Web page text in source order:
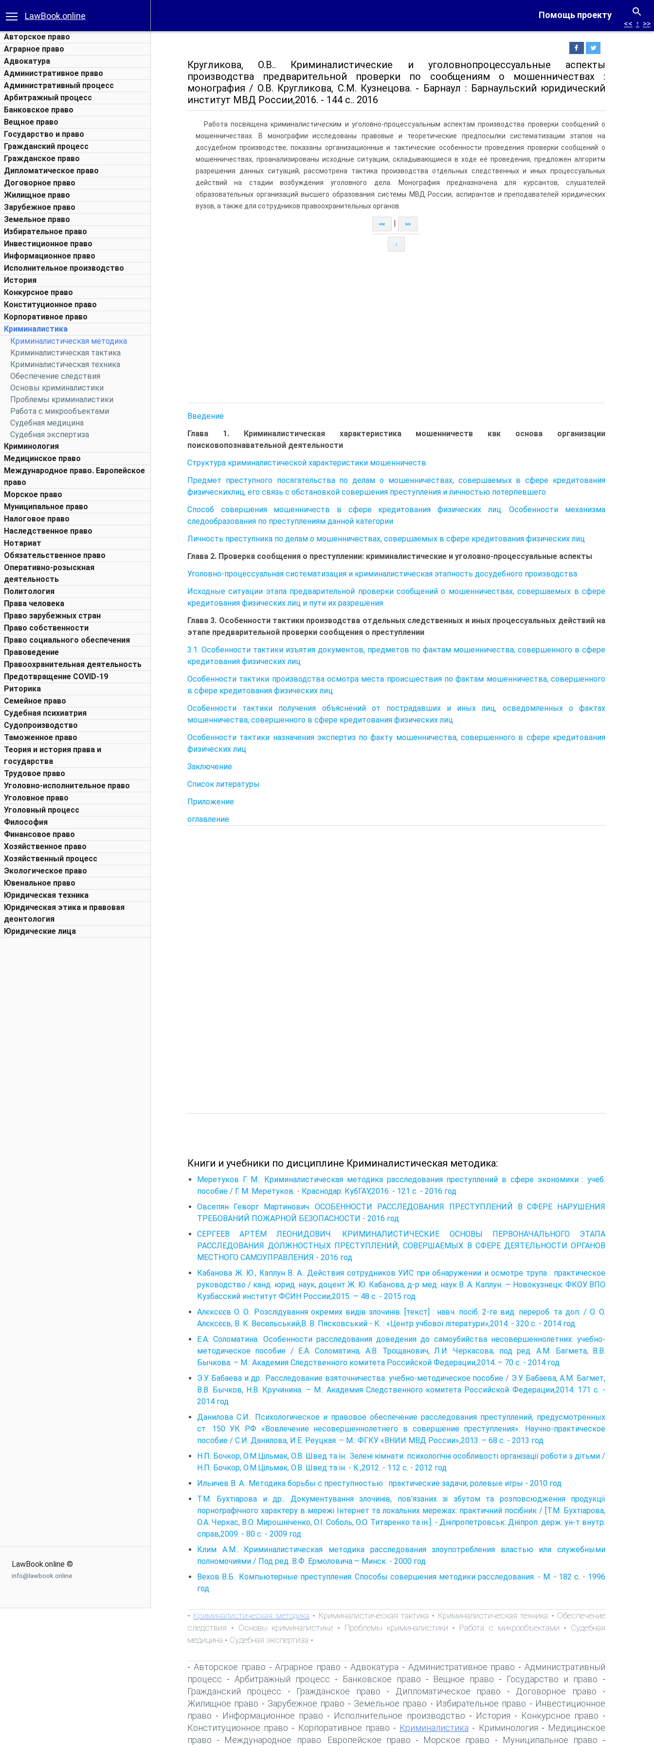
Помощь проекту
LawBook.online
Авторское право
Аграрное право
Адвокатура
Административное право
Административный процесс
Арбитражный процесс
Банковское право
Вещное право
Государство и право
Гражданский процесс
Гражданское право
Дипломатическое право
Договорное право
Жилищное право
Зарубежное право
Земельное право
Избирательное право
Инвестиционное право
Информационное право
Исполнительное производство
История
Конкурсное право
Конституционное право
Корпоративное право
Криминалистика
Криминалистическая методика
Криминалистическая тактика
Криминалистическая техника
Обеспечение следствия
Основы криминалистики
Проблемы криминалистики
Работа с микрообъектами
Судебная медицина
Судебная экспертиза
Криминология
Медицинское право
Международное право. Европейское
право
Морское право
Муниципальное право
Налоговое право
Наследственное право
Нотариат
Обязательственное право
Оперативно-розыскная
деятельность
Политология
Права человека
Право зарубежных стран
Право собственности
Право социального обеспечения
Правоведение
Правоохранительная деятельность
Предотвращение COVID-19
Риторика
Семейное право
Судебная психиатрия
Судопроизводство
Таможенное право
Теория и история права и
государства
Трудовое право
Уголовно-исполнительное право
Уголовное право
Уголовный процесс
Философия
Финансовое право
Хозяйственное право
Хозяйственный процесс
Экологическое право
Ювенальное право
Юридическая техника
Юридическая этика и правовая
деонтология
Юридические лица
LawBook.online ©
info@lawbook.online
<< ↑ >>
Кругликова, О.В.. Криминалистические и уголовнопроцессуальные аспекты
производства предварительной проверки по сообщениям о мошенничествах :
монография / О.В. Кругликова, С.М. Кузнецова. - Барнаул : Барнаульский юридический
институт МВД России,2016. - 144 с.. 2016
Работа посвящена криминалистическим и уголовно-процессуальным аспектам производства проверки сообщений о
мошенничествах. В монографии исследованы правовые и теоретические предпосылки систематизации этапов на
досудебном производстве; показаны организационные и тактические особенности проведения проверки сообщений о
мошенничествах, проанализированы исходные ситуации, складывающиеся в ходе её проведения, предложен алгоритм
разрешения данных ситуаций; рассмотрена тактика производства отдельных следственных и иных процессуальных
действий на стадии возбуждения уголовного дела. Монография предназначена для курсантов, слушателей
образовательных организаций высшего образования системы МВД России, аспирантов и преподавателей юридических
вузов, а также для сотрудников правоохранительных органов.
<< >>
↑
Введение
Глава 1. Криминалистическая характеристика мошенничеств как основа организации
поисковопознавательной деятельности
Структура криминалистической характеристики мошенничеств
Предмет преступного посягательства по делам о мошенничествах, совершаемых в сфере кредитования
физическихлиц, его связь с обстановкой совершения преступления и личностью потерпевшего
Способ совершения мошенничеств в сфере кредитования физических лиц. Особенности механизма
следообразования по преступлениям данной категории
Личность преступника по делам о мошенничествах, совершаемых в сфере кредитования физических лиц
Глава 2. Проверка сообщения о преступлении: криминалистические и уголовно-процессуальные аспекты
Уголовно-процессуальная систематизация и криминалистическая этапность досудебного производства
Исходные ситуации этапа предварительной проверки сообщений о мошенничествах, совершаемых в сфере
кредитования физических лиц и пути их разрешения
Глава 3. Особенности тактики производства отдельных следственных и иных процессуальных действий на
этапе предварительной проверки сообщения о преступлении
3.1. Особенности тактики изъятия документов, предметов по фактам мошенничества, совершенного в сфере
кредитования физических лиц
Особенности тактики производства осмотра места происшествия по фактам мошенничества, совершенного
в сфере кредитования физических лиц
Особенности тактики получения объяснений от пострадавших и иных лиц, осведомленных о фактах
мошенничества, совершенного в сфере кредитования физических лиц
Особенности тактики назначения экспертиз по факту мошенничества, совершенного в сфере кредитования
физических лиц
Заключение
Список литературы
Приложение
оглавление
Книги и учебники по дисциплине Криминалистическая методика:
Меретуков Г. М.. Криминалистическая методика расследования преступлений в сфере экономики : учеб.
пособие / Г. М. Меретуков. - Краснодар: КубГАУ,2016. - 121 с. - 2016 год
Овсепян Геворг Мартинович. ОСОБЕННОСТИ РАССЛЕДОВАНИЯ ПРЕСТУПЛЕНИЙ В СФЕРЕ НАРУШЕНИЯ
ТРЕБОВАНИЙ ПОЖАРНОЙ БЕЗОПАСНОСТИ - 2016 год
СЕРГЕЕВ АРТЁМ ЛЕОНИДОВИЧ. КРИМИНАЛИСТИЧЕСКИЕ ОСНОВЫ ПЕРВОНАЧАЛЬНОГО ЭТАПА
РАССЛЕДОВАНИЯ ДОЛЖНОСТНЫХ ПРЕСТУПЛЕНИЙ, СОВЕРШАЕМЫХ В СФЕРЕ ДЕЯТЕЛЬНОСТИ ОРГАНОВ
МЕСТНОГО САМОУПРАВЛЕНИЯ - 2016 год
Кабанова Ж. Ю., Каплун В. А.. Действия сотрудников УИС при обнаружении и осмотре трупа : практическое
руководство / канд. юрид. наук, доцент Ж. Ю. Кабанова, д-р мед. наук В. А. Каплун. — Новокузнецк: ФКОУ ВПО
Кузбасский институт ФСИН России,2015. — 48 с. - 2015 год
Алєксєєв О. О.. Розслідування окремих видів злочинів. [текст] : навч. посіб. 2-ге вид. перероб. та доп. / О. О.
Алєксєєв, В. К. Весельський,В. В. Пясковський - К. : «Центр учбової літератури»,2014. - 320 с. - 2014 год
Е.А. Соломатина. Особенности расследования доведения до самоубийства несовершеннолетних: учебно-
методическое пособие / Е.А. Соломатина, А.В. Трощанович, Л.И. Черкасова; под ред. А.М. Багмета, В.В.
Бычкова. – М.: Академия Следственного комитета Российской Федерации,2014. – 70 с. - 2014 год
Э.У. Бабаева и др.. Расследование взяточничества: учебно-методическое пособие / Э.У. Бабаева, А.М. Багмет,
В.В. Бычков, Н.В. Кручинина. – М.: Академия Следственного комитета Российской Федерации,2014. 171 с. -
2014 год
Данилова С.И.. Психологическое и правовое обеспечение расследования преступлений, предусмотренных
ст. 150 УК РФ «Вовлечение несовершеннолетнего в совершение преступления»: Научно-практическое
пособие / С.И. Данилова, И.Е. Реуцкая. – М.: ФГКУ «ВНИИ МВД России»,2013. – 68 с. - 2013 год
Н.П. Бочкор, О.М.Цільмак, О.В. Швед та ін.. Зелені кімнати: психологічні особливості організації роботи з дітьми /
Н.П. Бочкор, О.М.Цільмак, О.В. Швед та ін. - К.,2012. - 112 с. - 2012 год
Ильичев В. А.. Методика борьбы с преступностью : практические задачи, ролевые игры - 2010 год
Т.М. Бухтіарова и др.. Документування злочинів, пов’язаних зі збутом та розповсюдження продукції
порнографічного характеру в мережі Інтернет та локальних мережах: практичний посібник / [Т.М. Бухтіарова,
О.А. Черкас, В.О. Мирошніченко, О.І. Соболь, О.О. Титаренко та ін.]. - Дніпропетровськ: Дніпроп. держ. ун-т внутр.
справ,2009. - 80 с. - 2009 год
Клим А.М.. Криминалистическая методика расследования злоупотребления властью или служебными
полномочиями / Под ред. В.Ф. Ермоловича.— Минск. - 2000 год
Вехов В.Б.. Компьютерные преступления. Способы совершения методики расследования. - М. - 182 с. - 1996
год
- Криминалистическая методика - Криминалистическая тактика - Криминалистическая техника - Обеспечение
следствия - Основы криминалистики - Проблемы криминалистики - Работа с микрообъектами - Судебная
медицина - Судебная экспертиза -
- Авторское право -Аграрное право - Адвокатура - Административное право -Административный
процесс - Арбитражный процесс - Банковское право - Вещное право - Государство и право -
Гражданский процесс - Гражданское право - Дипломатическое право - Договорное право -
Жилищное право - Зарубежное право - Земельное право - Избирательное право - Инвестиционное
право - Информационное право - Исполнительное производство - История - Конкурсное право -
Конституционное право - Корпоративное право - Криминалистика - Криминология - Медицинское
право - Международное право. Европейское право - Морское право - Муниципальное право -